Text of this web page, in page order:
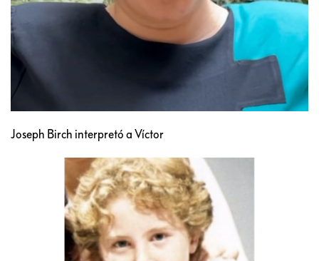
Joseph Birch interpretó a Víctor